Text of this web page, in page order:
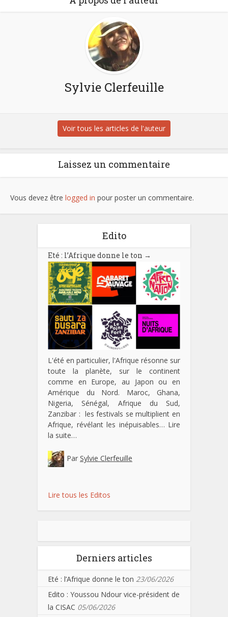
Sylvie Clerfeuille
Voir tous les articles de l'auteur
Laissez un commentaire
Vous devez être logged in pour poster un commentaire.
Edito
Eté : l’Afrique donne le ton →
L'été en particulier, l'Afrique résonne sur
toute la planète, sur le continent
comme en Europe, au Japon ou en
Amérique du Nord. Maroc, Ghana,
Nigeria, Sénégal, Afrique du Sud,
Zanzibar : les festivals se multiplient en
Afrique, révélant les inépuisables… Lire
la suite…
Par Sylvie Clerfeuille
Lire tous les Editos
Derniers articles
Eté : l’Afrique donne le ton 23/06/2026
Edito : Youssou Ndour vice-président de
la CISAC 05/06/2026